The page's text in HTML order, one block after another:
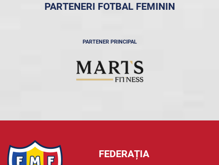
PARTENERI FOTBAL FEMININ
PARTENER PRINCIPAL
FEDERAȚIA